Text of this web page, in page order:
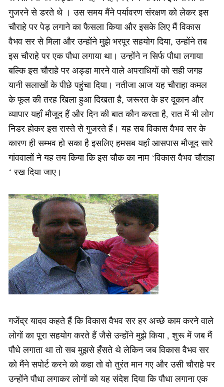
गुजरने से डरते थे । उस समय मैंने पर्यावरण संरक्षण को लेकर इस
चौराहे पर पेड़ लगाने का फैसला किया और इसके लिए मैं विकास
वैभव सर से मिला और उन्होंने मुझे भरपूर सहयोग दिया, उन्होंने तब
इस चौराहे पर एक पौधा लगाया था। उन्होंने न सिर्फ पौधा लगाया
बल्कि इस चौराहे पर अड्डा मारने वाले अपराधियों को सही जगह
यानी सलाखों के पीछे पहुंचा दिया। नतीजा आज यह चौराहा कमल
के फूल की तरह खिला हुआ दिखता है, जरूरत के हर दूकान और
व्यापार यहाँ मौजूद हैं और दिन की बात कौन करता है, रात में भी लोग
निडर होकर इस रास्ते से गुजरते हैं। यह सब विकास वैभव सर के
कारण ही सम्भव हो सका है इसलिए हमसब यहाँ आसपास मौजूद सारे
गांववालों ने यह तय किया कि इस चौक का नाम ‘विकास वैभव चौराहा
‘ रख दिया जाए।
गजेंद्र यादव कहते हैं कि विकास वैभव सर हर अच्छे काम करने वाले
लोगों का पूरा सहयोग करते हैं जैसे उन्होंने मुझे किया , शुरू में जब मैं
पौधे लगाता था तो सब मुझसे हँसते थे लेकिन जब विकास वैभव सर
को मैंने सपोर्ट करने को कहा तो वो तुरंत मान गए और उसी चौराहे पर
उन्होंने पौधा लगाकर लोगों को यह संदेश दिया कि पौधा लगाना एक